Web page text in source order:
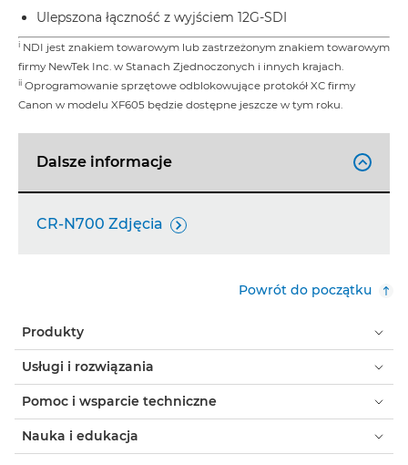
Ulepszona łączność z wyjściem 12G-SDI
i NDI jest znakiem towarowym lub zastrzeżonym znakiem towarowym
firmy NewTek Inc. w Stanach Zjednoczonych i innych krajach.
ii Oprogramowanie sprzętowe odblokowujące protokół XC firmy
Canon w modelu XF605 będzie dostępne jeszcze w tym roku.
Dalsze informacje 
CR-N700 Zdjęcia 
Powrót do początku
Produkty
Usługi i rozwiązania
Pomoc i wsparcie techniczne
Nauka i edukacja